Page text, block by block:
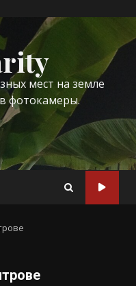
мест на земле
фотокамеры.